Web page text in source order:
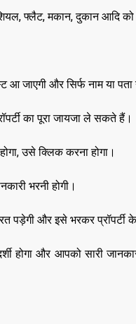
फ्लैट, मकान, दुकान आदि
जाएगी और सिर्फ नाम या पता
का पूरा जायजा ले सकते हैं।
उसे क्लिक करना होगा।
भरनी होगी।
और इसे भरकर प्रॉपर्टी
होगा और आपको सारी
Malviya
JUNE 3, 2026